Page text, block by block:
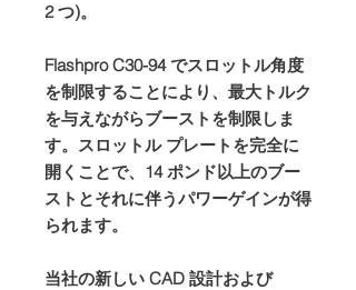
2 つ)。
Flashpro C30-94 でスロットル角度
を制限することにより、最大トルク
を与えながらブーストを制限しま
す。スロットル プレートを完全に
開くことで、14 ポンド以上のブー
ストとそれに伴うパワーゲインが得
られます。
当社の新しい CAD 設計および